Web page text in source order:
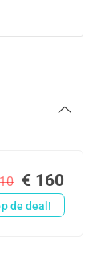
€ 160
de deal!